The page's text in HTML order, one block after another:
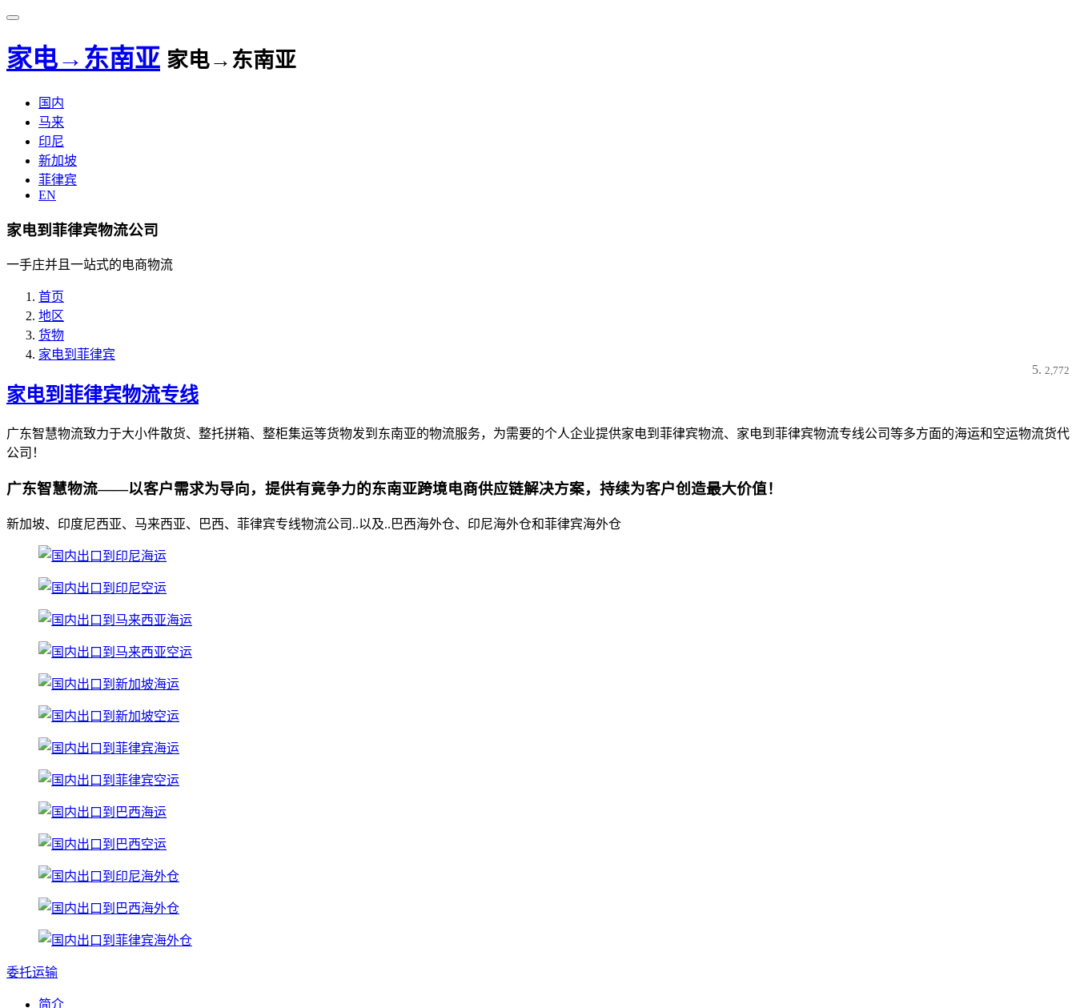
家电→东南亚 家电→东南亚
国内
马来
印尼
新加坡
菲律宾
EN
家电到菲律宾物流公司
一手庄并且一站式的电商物流
首页
地区
货物
家电到菲律宾
2,772
家电到菲律宾物流专线
广东智慧物流致力于大小件散货、整托拼箱、整柜集运等货物发到东南亚的物流服务，为需要的个人企业提供家电到菲律宾物流、家电到菲律宾物流专线公司等多方面的海运和空运物流货代
公司！
广东智慧物流——以客户需求为导向，提供有竟争力的东南亚跨境电商供应链解决方案，持续为客户创造最大价值！
新加坡、印度尼西亚、马来西亚、巴西、菲律宾专线物流公司..以及..巴西海外仓、印尼海外仓和菲律宾海外仓
委托运输
简介